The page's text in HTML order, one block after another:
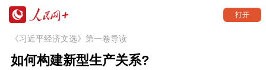
打开
《习近平经济文选》第一卷导读
如何构建新型生产关系?